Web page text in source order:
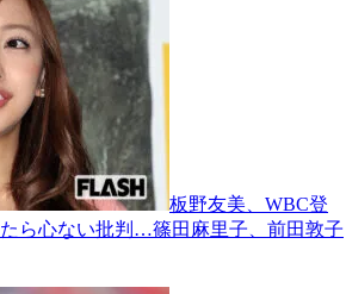
板野友美、WBC登
ら心ない批判…篠田麻里子、前田敦子